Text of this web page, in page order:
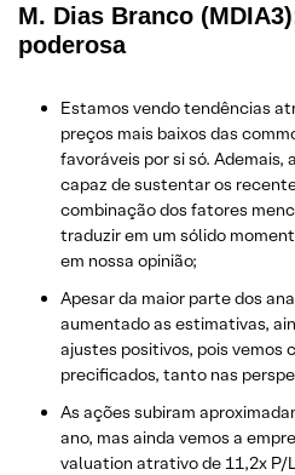
M. Dias Branco
poderosa
Estamos vendo tendências
preços mais baixos das
favoráveis ​​por si só.
capaz de sustentar os
combinação dos fatores
traduzir em um sólido
em nossa opinião;
Apesar da maior parte dos
aumentado as estimativas,
ajustes positivos, pois
precificados, tanto nas
As ações subiram
ano, mas ainda vemos a
valuation atrativo de 11,2x P/